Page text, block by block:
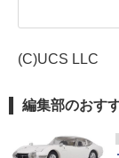
(C)UCS LLC
編集部のおす